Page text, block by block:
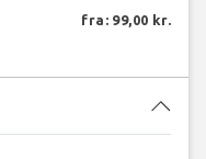
fra: 99,00 kr.